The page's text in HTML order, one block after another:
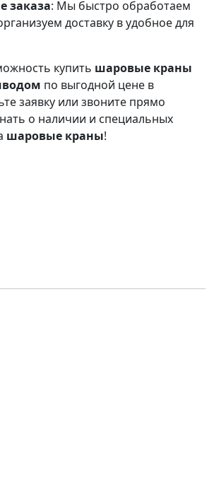
заказа: Мы быстро обработаем
доставку в удобное для
купить шаровые краны
по выгодной цене в
заявку или звоните прямо
о наличии и специальных
шаровые краны!